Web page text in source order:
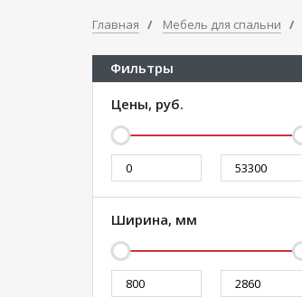
Главная Мебель для спальни
Фильтры
Цены, руб.
Ширина, мм